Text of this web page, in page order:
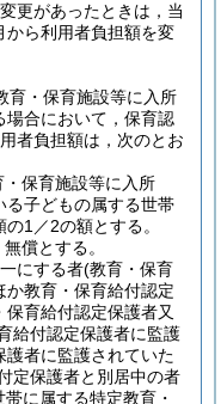
更があったときは，当
から利用者負担額を変
育・保育施設等に入所
場合において，保育認
者負担額は，次のとお
保育施設等に入所
る子どもの属する世帯
1／2の額とする。
償とする。
にする者(教育・保育
教育・保育給付認定
育給付認定保護者又
給付認定保護者に監護
護者に監護されていた
定保護者と別居中の者
に属する特定教育・